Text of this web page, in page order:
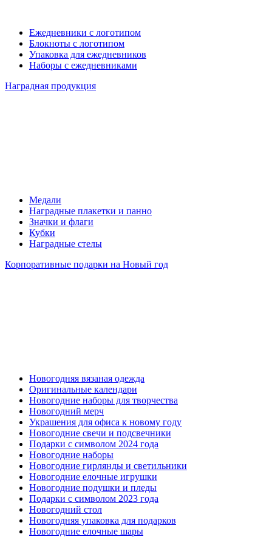
Ежедневники с логотипом
Блокноты с логотипом
Упаковка для ежедневников
Наборы с ежедневниками
Наградная продукция
Медали
Наградные плакетки и панно
Значки и флаги
Кубки
Наградные стелы
Корпоративные подарки на Новый год
Новогодняя вязаная одежда
Оригинальные календари
Новогодние наборы для творчества
Новогодний мерч
Украшения для офиса к новому году
Новогодние свечи и подсвечники
Подарки с символом 2024 года
Новогодние наборы
Новогодние гирлянды и светильники
Новогодние елочные игрушки
Новогодние подушки и пледы
Подарки с символом 2023 года
Новогодний стол
Новогодняя упаковка для подарков
Новогодние елочные шары